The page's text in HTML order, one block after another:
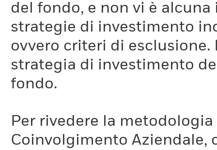
del fondo, e non vi è
strategie di investimento
ovvero criteri di
strategia di investimento
fondo.
Per rivedere la
Coinvolgimento Aziendale,